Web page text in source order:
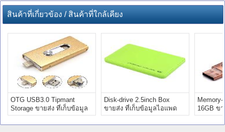
สินค้าที่เกี่ยวข้อง / สินค้าที่ใกล้เคียง
OTG USB3.0 Tipmant
Storage ขายส่ง ที่เก็บข้อมูล
ไอแพด แท้ 8gb
Disk-drive 2.5inch Box
ขายส่ง ที่เก็บข้อมูลไอแพด
แท้ ราคา 16gb
16GB ข
แพด แท้